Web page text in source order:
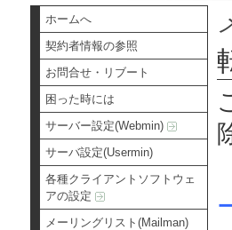
ホームへ
契約者情報の参照
お問合せ・リブート
困った時には
サーバー設定(Webmin)
サーバ設定(Usermin)
各種クライアントソフトウェ
アの設定
メーリングリスト(Mailman)